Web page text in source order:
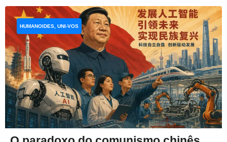
HUMANOIDES, UNI-VOS